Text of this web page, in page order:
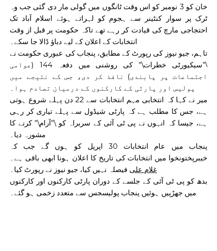
خان کو 3 نومبر کو اس وقت ٹانگوں میں گولی مار دی گئی جب وہ
ٹرک پر سوار کنٹینر سے ہجوم کو لہراتے ہوئے اسلام آباد تک
احتجاجی مارچ کی قیادت کر رہے تھے تاکہ حکومت پر قبل از وقت
انتخابات کے اعلان کے لیے دباؤ ڈالا جا سکے۔
تاہم، جیو نیوز کی رپورٹ کے مطابق، پنجاب کی عبوری حکومت نے
\”سیکیورٹی خطرات\” کی روشنی میں دفعہ 144 (عوامی
اجتماعات پر پابندی) نافذ کر دی، جس کے نتیجے میں
پولیس اور پارٹی کے کارکنوں کے درمیان تصادم ہوا۔
میر نے کہا کہ انتخابی مہم انتخابات سے 22 دن پہلے شروع ہوتی
ہے، جس کا مطلب ہے کہ پارٹی شیڈول سے پہلے تیاری کر رہی
ہے، جیسا کہ انہوں نے پی ٹی آئی کے سربراہ کو \”آرام\” کرنے کا
مشورہ دیا۔
پنجاب میں عام انتخابات 30 اپریل کو ہوں گے جب کہ
خیبرپختونخوا میں انتخابات کی تاریخ کا اعلان ہونا ابھی باقی ہے۔
غلام علی فیصلہ نہیں کیا، جیو نیوز نے رپورٹ کیا۔
بدھ کو پی ٹی آئی کے جلسے کے دوران پارٹی کارکنوں اور کارکنوں
میں جھڑپیں ہوئیں پنجاب پولیسجس سے متعدد زخمی ہو گئے۔